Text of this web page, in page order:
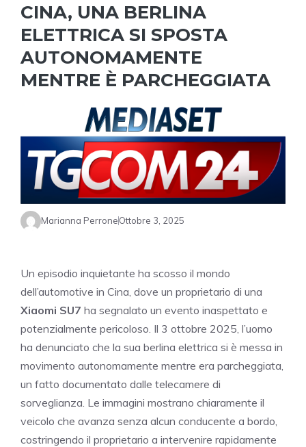
CINA, UNA BERLINA
ELETTRICA SI SPOSTA
AUTONOMAMENTE
MENTRE È PARCHEGGIATA
Marianna PerroneOttobre 3, 2025
Un episodio inquietante ha scosso il mondo
dell’automotive in Cina, dove un proprietario di una
Xiaomi SU7 ha segnalato un evento inaspettato e
potenzialmente pericoloso. Il 3 ottobre 2025, l’uomo
ha denunciato che la sua berlina elettrica si è messa in
movimento autonomamente mentre era parcheggiata,
un fatto documentato dalle telecamere di
sorveglianza. Le immagini mostrano chiaramente il
veicolo che avanza senza alcun conducente a bordo,
costringendo il proprietario a intervenire rapidamente